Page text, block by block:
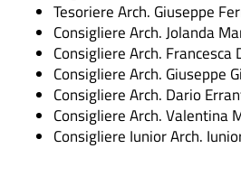
Tesoriere Arch. Giuseppe
Consigliere Arch. Jolanda
Consigliere Arch. Francesca
Consigliere Arch. Giuseppe
Consigliere Arch. Dario
Consigliere Arch. Valentina
Consigliere Iunior Arch.